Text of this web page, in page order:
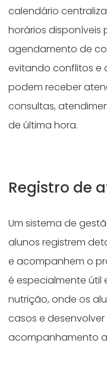
calendário
horários disponíveis
agendamento de
evitando conflitos e
podem receber
consultas,
de última hora.
Registro de
Um sistema de
alunos registrem
e acompanhem o
é especialmente
nutrição, onde os
casos e
acompanhamento